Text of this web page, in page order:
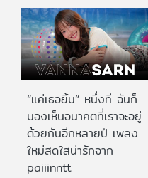
“แค่เธอยิ้ม” หนึ่งที ฉันก็
มองเห็นอนาคตที่เราจะอยู่
ด้วยกันอีกหลายปี เพลง
ใหม่สดใสน่ารักจาก
paiiinntt